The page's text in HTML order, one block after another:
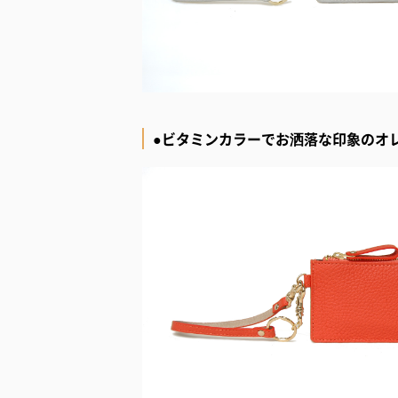
●ビタミンカラーでお洒落な印象のオ